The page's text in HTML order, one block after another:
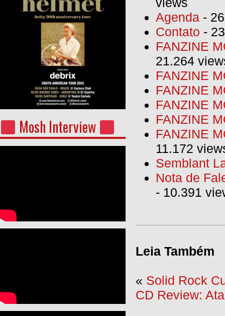
Mosh Interview
Agenda -
Contato -
FANZINE
21.264
FANZINE
FANZINE
FANZINE
FANZINE
FANZINE
11.172
Semblant
Nota de
- 10.391
Leia Também
« Solid Rock
CD Review: